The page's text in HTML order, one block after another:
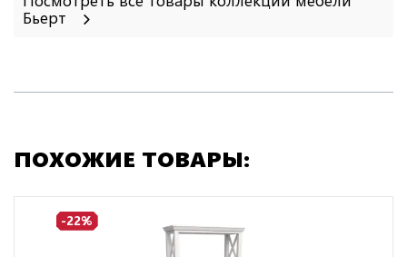
Бьерт
ПОХОЖИЕ ТОВАРЫ:
-22%